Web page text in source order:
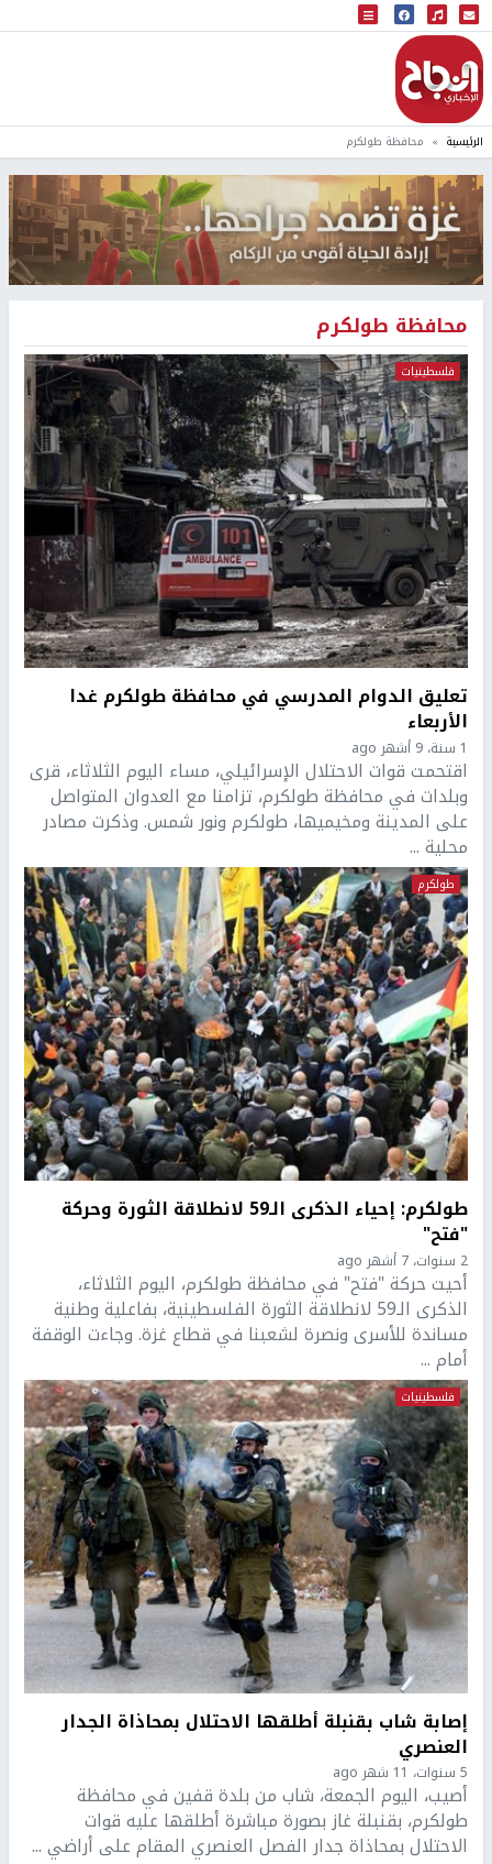
البث المباشر
إذاعة النجاح
الرئيسية محافظة طولكرم
محافظة طولكرم
فلسطينيات
تعليق الدوام المدرسي في محافظة طولكرم غدا
الأربعاء
1 سنة، 9 أشهر ago
اقتحمت قوات الاحتلال الإسرائيلي، مساء اليوم الثلاثاء، قرى
وبلدات في محافظة طولكرم، تزامنا مع العدوان المتواصل
على المدينة ومخيميها، طولكرم ونور شمس. وذكرت مصادر
محلية ...
طولكرم
طولكرم: إحياء الذكرى الـ59 لانطلاقة الثورة وحركة
"فتح"
2 سنوات، 7 أشهر ago
أحيت حركة "فتح" في محافظة طولكرم، اليوم الثلاثاء،
الذكرى الـ59 لانطلاقة الثورة الفلسطينية، بفاعلية وطنية
مساندة للأسرى ونصرة لشعبنا في قطاع غزة. وجاءت الوقفة
أمام ...
فلسطينيات
إصابة شاب بقنبلة أطلقها الاحتلال بمحاذاة الجدار
العنصري
5 سنوات، 11 شهر ago
أصيب، اليوم الجمعة، شاب من بلدة قفين في محافظة
طولكرم، بقنبلة غاز بصورة مباشرة أطلقها عليه قوات
الاحتلال بمحاذاة جدار الفصل العنصري المقام على أراضي ...